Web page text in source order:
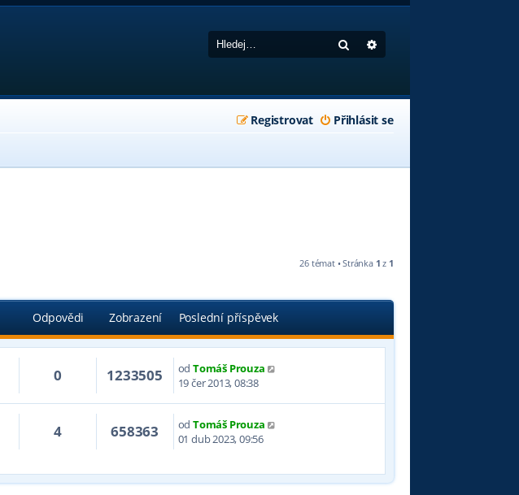
Hledat
Přihlásit se
Registrovat
26 témat • Stránka 1 z 1
Odpovědi Zobrazení Poslední příspěvek
0 1233505 od Tomáš Prouza
19 čer 2013, 08:38
4 658363 od Tomáš Prouza
01 dub 2023, 09:56